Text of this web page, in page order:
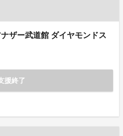
ザー武道館 ダイヤモンドス
援終了